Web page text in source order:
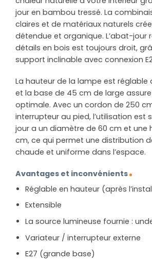
jour en bambou tressé. La
claires et de matériaux naturels
détendue et organique. L’abat-jour
détails en bois est toujours droit,
support inclinable avec connexion
La hauteur de la lampe est réglable
et la base de 45 cm de large
optimale. Avec un cordon de 250
interrupteur au pied, l’utilisation est
jour a un diamètre de 60 cm et une
cm, ce qui permet une distribution
chaude et uniforme dans l’espace.
Avantages et inconvénients
Réglable en hauteur (après
Extensible
La source lumineuse fournie :
Variateur / interrupteur externe
E27 (grande base)